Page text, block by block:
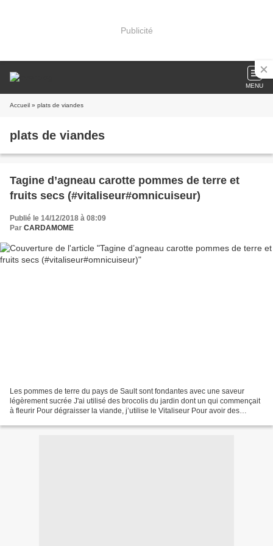
Publicité
MENU
Accueil » plats de viandes
plats de viandes
Tagine d’agneau carotte pommes de terre et
fruits secs (#vitaliseur#omnicuiseur)
Publié le 14/12/2018 à 08:09
Par CARDAMOME
Les pommes de terre du pays de Sault sont fondantes avec une saveur
légèrement sucrée J'ai utilisé des brocolis du jardin dont un qui commençait
à fleurir Pour dégraisser la viande, j’utilise le Vitaliseur Pour avoir des